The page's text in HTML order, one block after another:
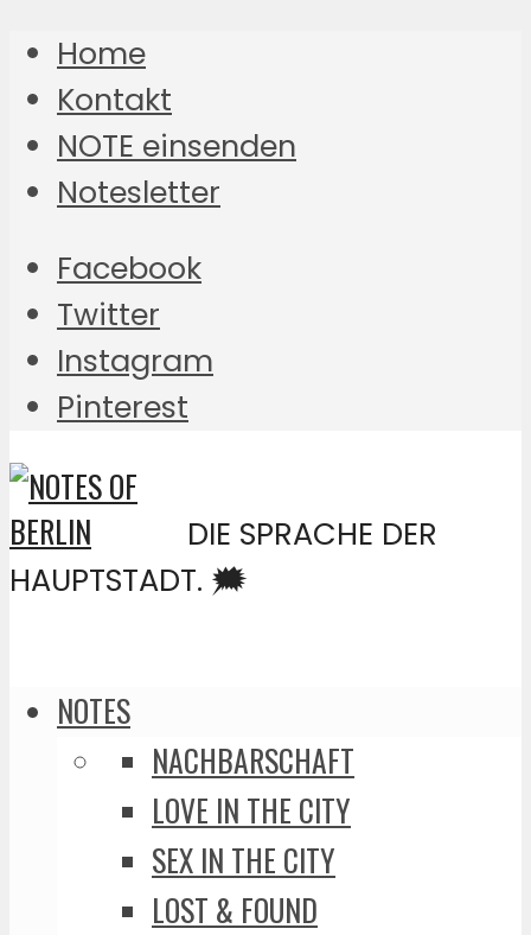
Home
Kontakt
NOTE einsenden
Notesletter
Facebook
Twitter
Instagram
Pinterest
DIE SPRACHE DER
HAUPTSTADT. 🗯️
NOTES
NACHBARSCHAFT
LOVE IN THE CITY
SEX IN THE CITY
LOST & FOUND